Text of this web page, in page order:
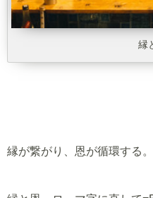
縁
縁が繋がり、恩が循環する